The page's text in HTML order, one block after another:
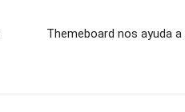
Themeboard nos ayuda